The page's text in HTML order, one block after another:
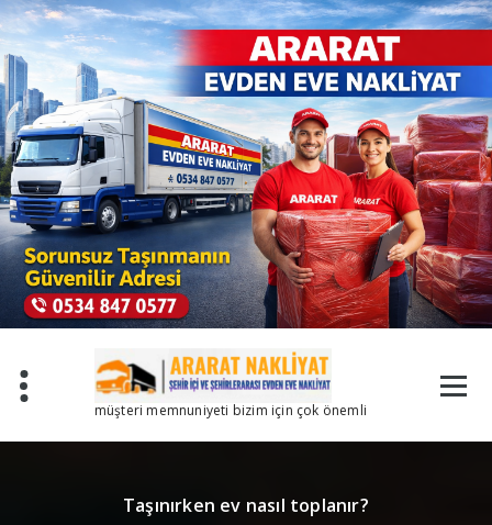
İçeriğe
geç
müşteri memnuniyeti bizim için çok önemli
Taşınırken ev nasıl toplanır?